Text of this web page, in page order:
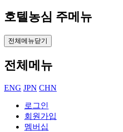
호텔농심 주메뉴
전체메뉴닫기
전체메뉴
ENG JPN CHN
로그인
회원가입
멤버십